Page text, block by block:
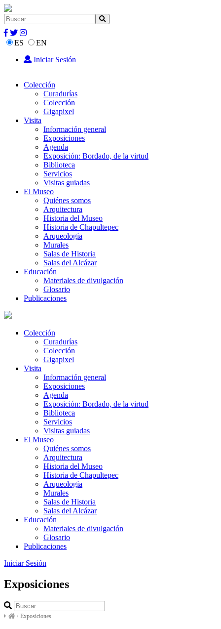
ES
EN
Iniciar Sesión
Colección
Curadurías
Colección
Gigapixel
Visita
Información general
Exposiciones
Agenda
Exposición: Bordado, de la virtud
Biblioteca
Servicios
Visitas guiadas
El Museo
Quiénes somos
Arquitectura
Historia del Museo
Historia de Chapultepec
Arqueología
Murales
Salas de Historia
Salas del Alcázar
Educación
Materiales de divulgación
Glosario
Publicaciones
Colección
Curadurías
Colección
Gigapixel
Visita
Información general
Exposiciones
Agenda
Exposición: Bordado, de la virtud
Biblioteca
Servicios
Visitas guiadas
El Museo
Quiénes somos
Arquitectura
Historia del Museo
Historia de Chapultepec
Arqueología
Murales
Salas de Historia
Salas del Alcázar
Educación
Materiales de divulgación
Glosario
Publicaciones
Iniciar Sesión
Exposiciones
/ Exposiciones